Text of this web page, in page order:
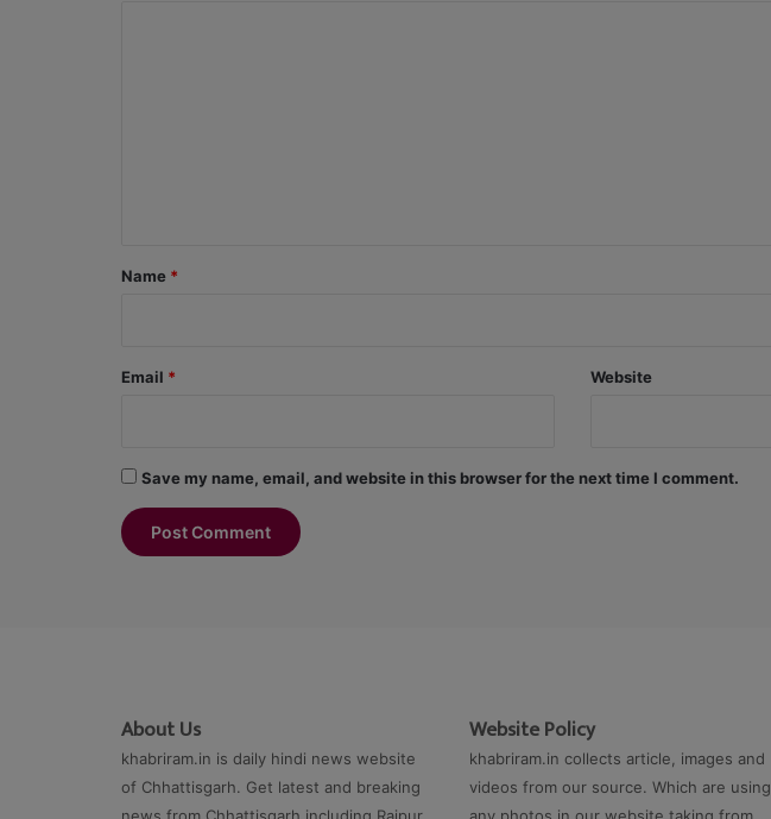
*
Name *
Email * Website
Save my name, email, and website in this browser for the next time I comment.
About Us
khabriram.in is daily hindi news website
of Chhattisgarh. Get latest and breaking
news from Chhattisgarh including Raipur.
Website Policy
khabriram.in collects article, images and
videos from our source. Which are using
any photos in our website taking from